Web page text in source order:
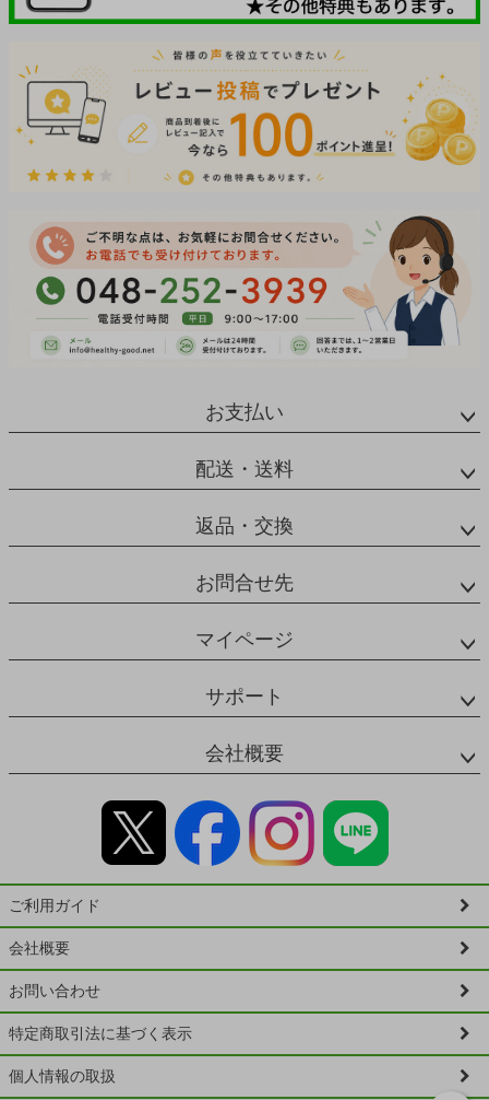
お支払い
配送・送料
返品・交換
お問合せ先
マイページ
サポート
会社概要
ご利用ガイド
会社概要
お問い合わせ
特定商取引法に基づく表示
個人情報の取扱